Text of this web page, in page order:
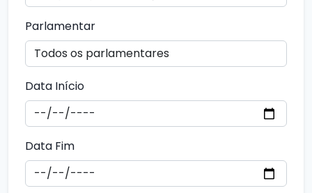
Parlamentar
Data Início
Data Fim